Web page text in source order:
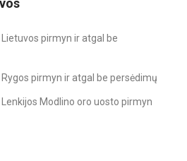
pirmyn ir atgal be
pirmyn ir atgal be persėdimų
Modlino oro uosto pirmyn